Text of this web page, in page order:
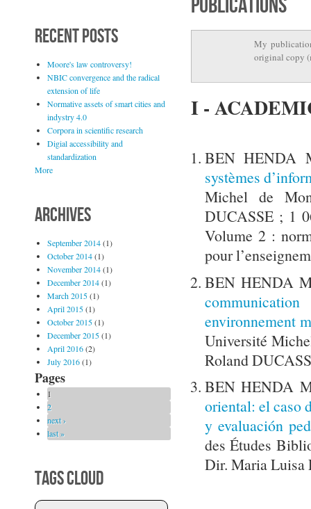
RECENT POSTS
Moore's law controversy!
NBIC convergence and the radical
extension of life
Normative assets of smart cities and
indystry 4.0
Corpora in scientific research
Digial accessibility and
standardization
More
ARCHIVES
September 2014(1)
October 2014(1)
November 2014(1)
December 2014(1)
March 2015(1)
April 2015(1)
October 2015(1)
December 2015(1)
April 2016(2)
July 2016(1)
Pages
1
2
next ›
last »
TAGS CLOUD
Publications
My
original copy
I -
BEN HENDA
systèmes
Michel de
DUCASSE ; 1
Volume 2 :
pour
BEN HENDA
environnement
Université
Roland
BEN HENDA
oriental: el caso
y evaluación
des Études
Dir. Maria